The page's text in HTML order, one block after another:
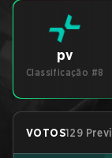
pv
Classificação #8
VOTOS129